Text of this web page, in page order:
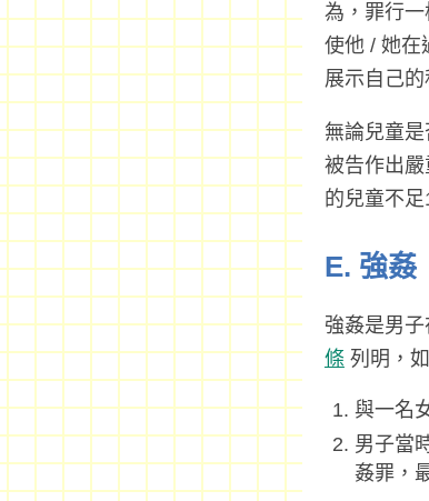
為，罪行
使他 / 她在
展示自己
無論兒童
被告作出
的兒童不
E. 強姦
強姦是男
條 列明，
與一名
男子當
姦罪，